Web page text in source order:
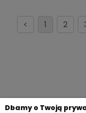
< 1 2
Dbamy o Twoją